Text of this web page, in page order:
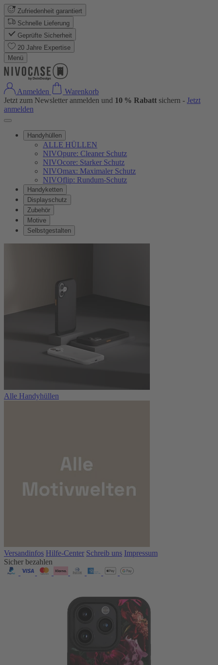
Zufriedenheit garantiert
Schnelle Lieferung
Geprüfte Sicherheit
20 Jahre Expertise
Menü
Anmelden
Warenkorb
Jetzt zum Newsletter anmelden und 10 % Rabatt sichern - Jetzt
anmelden
Handyhüllen
ALLE HÜLLEN
NIVOpure: Cleaner Schutz
NIVOcore: Starker Schutz
NIVOmax: Maximaler Schutz
NIVOflip: Rundum-Schutz
Handyketten
Displayschutz
Zubehör
Motive
Selbstgestalten
Alle Handyhüllen
Versandinfos Hilfe-Center Schreib uns Impressum
Sicher bezahlen